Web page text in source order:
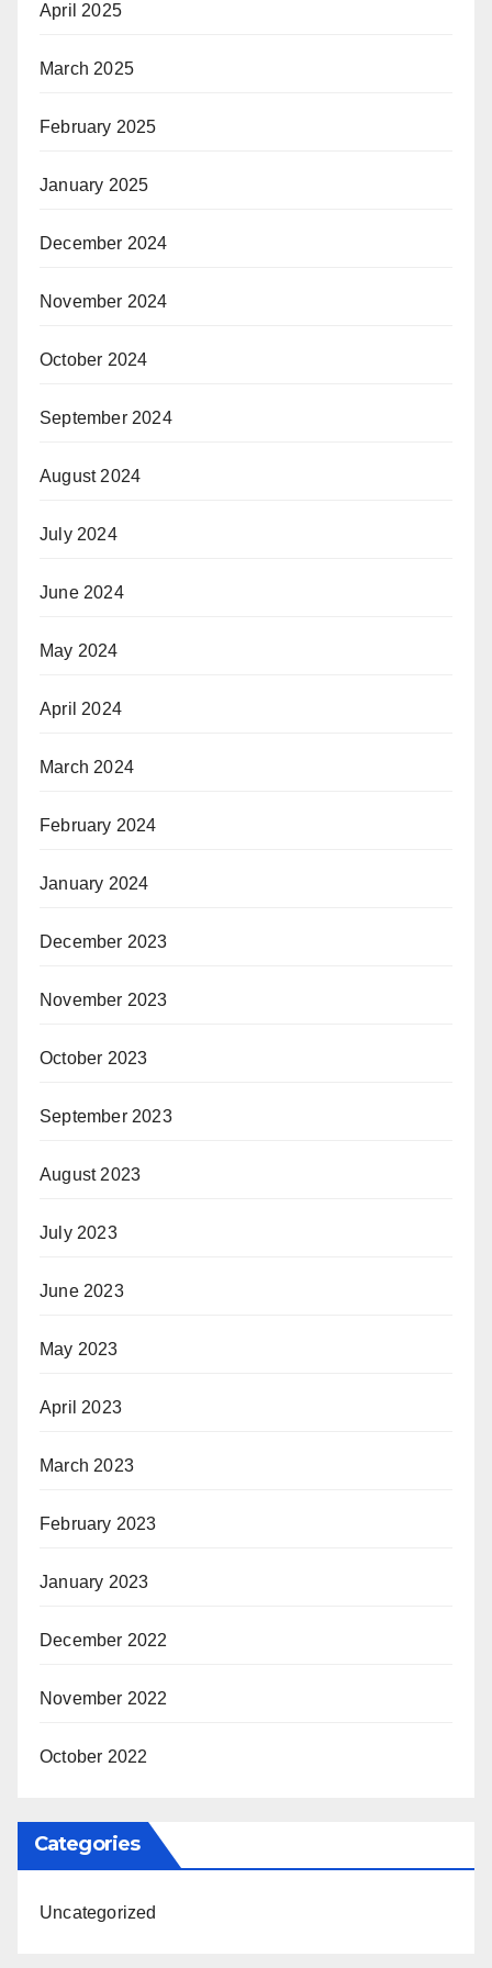
April 2025
March 2025
February 2025
January 2025
December 2024
November 2024
October 2024
September 2024
August 2024
July 2024
June 2024
May 2024
April 2024
March 2024
February 2024
January 2024
December 2023
November 2023
October 2023
September 2023
August 2023
July 2023
June 2023
May 2023
April 2023
March 2023
February 2023
January 2023
December 2022
November 2022
October 2022
Categories
Uncategorized